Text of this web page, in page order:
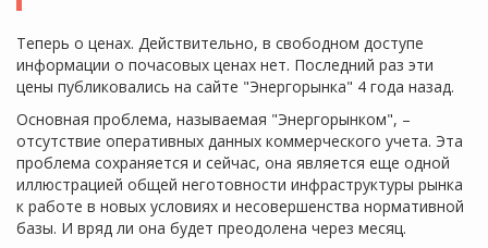
Теперь о ценах. Действительно, в свободном доступе
информации о почасовых ценах нет. Последний раз эти
цены публиковались на сайте "Энергорынка" 4 года назад.
Основная проблема, называемая "Энергорынком", –
отсутствие оперативных данных коммерческого учета. Эта
проблема сохраняется и сейчас, она является еще одной
иллюстрацией общей неготовности инфраструктуры рынка
к работе в новых условиях и несовершенства нормативной
базы. И вряд ли она будет преодолена через месяц.